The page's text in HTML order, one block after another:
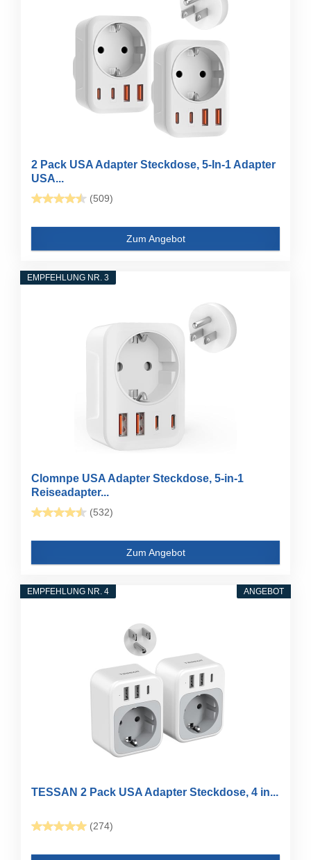
2 Pack USA Adapter Steckdose, 5-In-1 Adapter
USA...
(509)
Zum Angebot
EMPFEHLUNG NR. 3
Clomnpe USA Adapter Steckdose, 5-in-1
Reiseadapter...
(532)
Zum Angebot
ANGEBOT
EMPFEHLUNG NR. 4
TESSAN 2 Pack USA Adapter Steckdose, 4 in...
(274)